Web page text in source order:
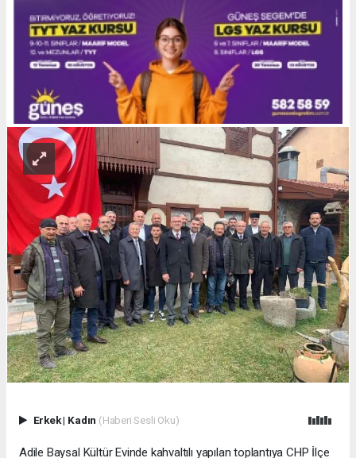
Erkek| Kadın (Haberi Sesli Oku)
Adile Baysal Kültür Evinde kahvaltılı yapılan toplantıya CHP İlçe